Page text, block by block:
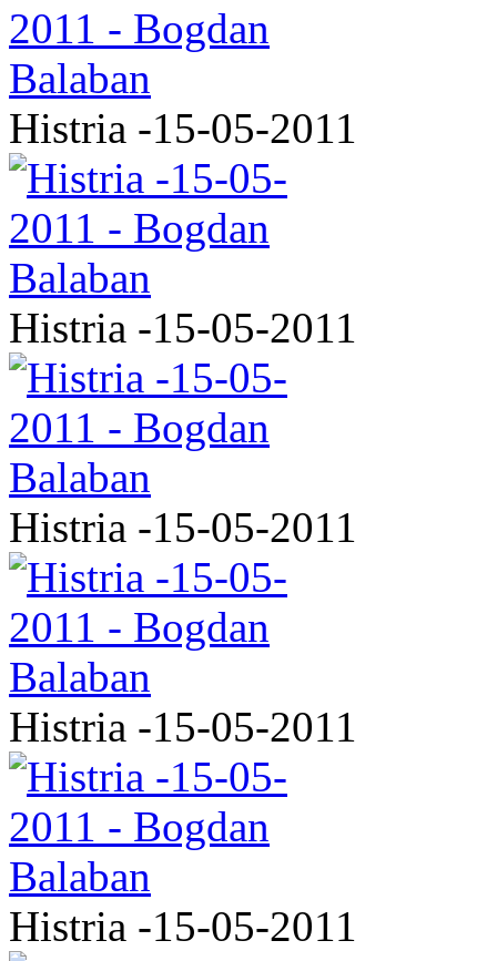
Histria -15-05-2011
Histria -15-05-2011
Histria -15-05-2011
Histria -15-05-2011
Histria -15-05-2011